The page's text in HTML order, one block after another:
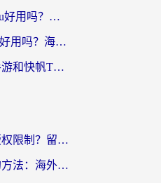
云极和Unblock Youku好用吗？海外党亲测+2026回国加速器避坑指南
ChickCN和海外回国好用吗？海外党2026亲测：从手游到影音，选对加速器的3个关键
海外党必看：雷神手游和快帆TV版好用吗？3步选对回国加速器不踩坑
酷狗在海外用怎么版权限制？留学生亲测：3步解决听国内音乐难题
国外用微信加速器的方法：海外党无缝连接国内生活的实用指南